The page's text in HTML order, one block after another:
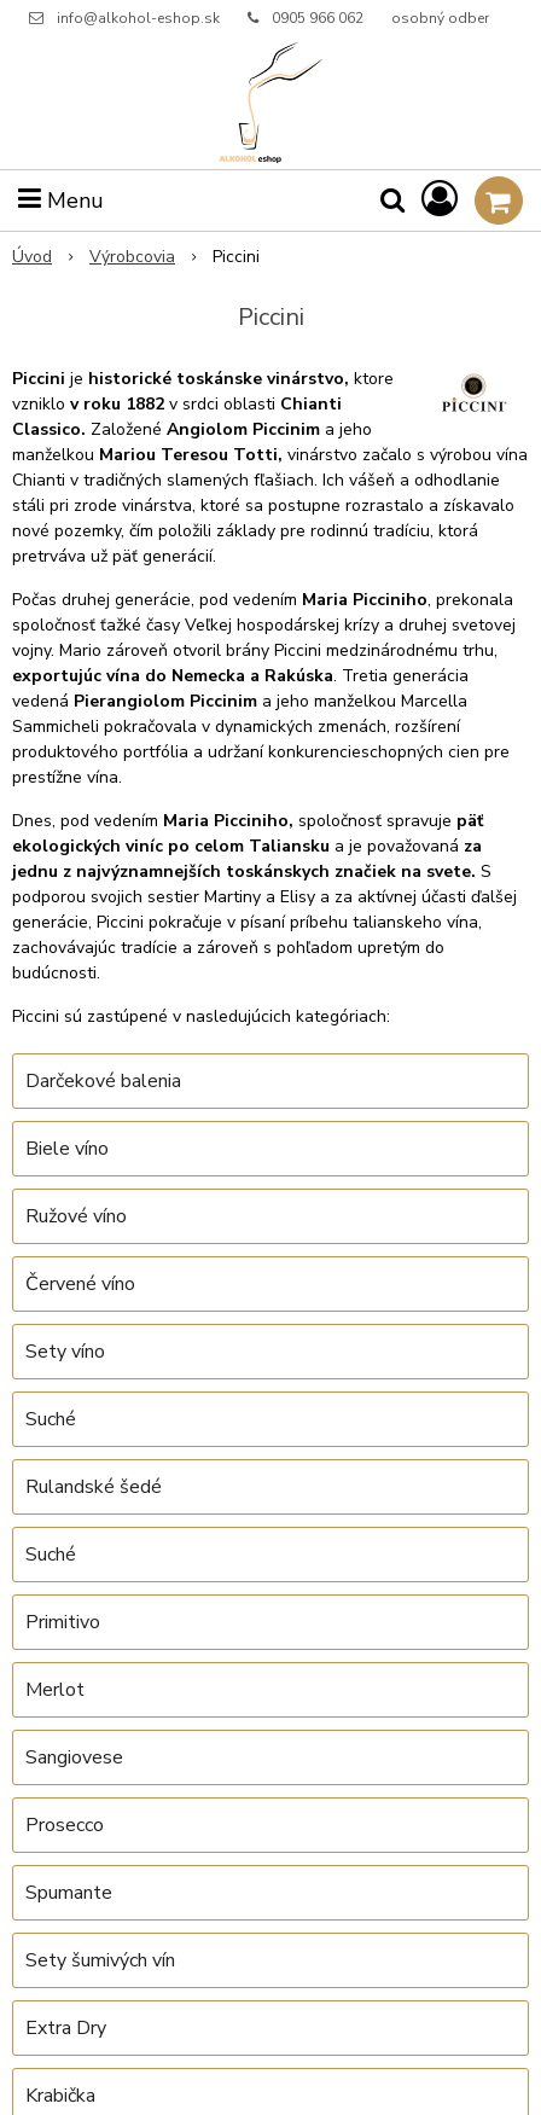
info@alkohol-eshop.sk 0905 966 062 osobný odber
Menu
Úvod Výrobcovia Piccini
Piccini
Piccini je historické toskánske vinárstvo, ktore
vzniklo v roku 1882 v srdci oblasti Chianti
Classico. Založené Angiolom Piccinim a jeho
manželkou Mariou Teresou Totti, vinárstvo začalo s výrobou vína
Chianti v tradičných slamených fľašiach. Ich vášeň a odhodlanie
stáli pri zrode vinárstva, ktoré sa postupne rozrastalo a získavalo
nové pozemky, čím položili základy pre rodinnú tradíciu, ktorá
pretrváva už päť generácií.
Počas druhej generácie, pod vedením Maria Picciniho, prekonala
spoločnosť ťažké časy Veľkej hospodárskej krízy a druhej svetovej
vojny. Mario zároveň otvoril brány Piccini medzinárodnému trhu,
exportujúc vína do Nemecka a Rakúska. Tretia generácia
vedená Pierangiolom Piccinim a jeho manželkou Marcella
Sammicheli pokračovala v dynamických zmenách, rozšírení
produktového portfólia a udržaní konkurencieschopných cien pre
prestížne vína.
Dnes, pod vedením Maria Picciniho, spoločnosť spravuje päť
ekologických viníc po celom Taliansku a je považovaná za
jednu z najvýznamnejších toskánskych značiek na svete. S
podporou svojich sestier Martiny a Elisy a za aktívnej účasti ďalšej
generácie, Piccini pokračuje v písaní príbehu talianskeho vína,
zachovávajúc tradície a zároveň s pohľadom upretým do
budúcnosti.
Piccini sú zastúpené v nasledujúcich kategóriach:
Darčekové balenia
Biele víno
Ružové víno
Červené víno
Sety víno
Suché
Rulandské šedé
Suché
Primitivo
Merlot
Sangiovese
Prosecco
Spumante
Sety šumivých vín
Extra Dry
Krabička